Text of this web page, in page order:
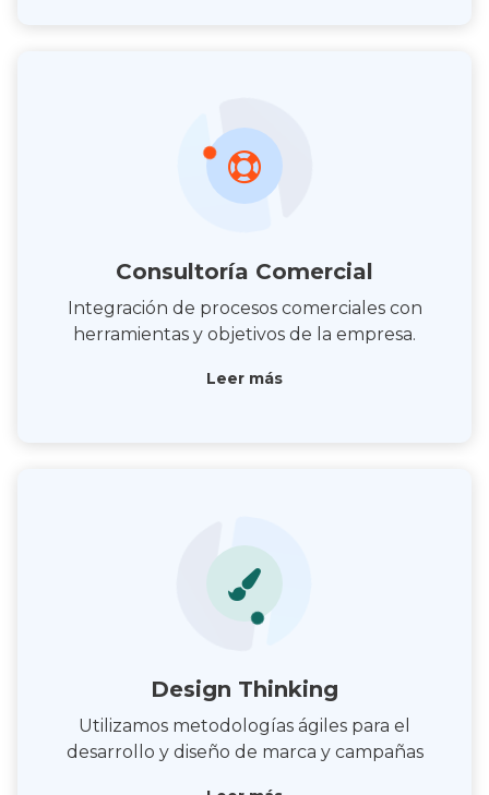
Consultoría Comercial
Integración de procesos comerciales con
herramientas y objetivos de la empresa.
Leer más
Design Thinking
Utilizamos metodologías ágiles para el
desarrollo y diseño de marca y campañas